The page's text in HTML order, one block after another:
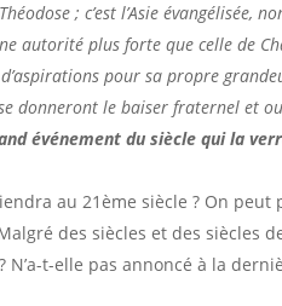
; c’est l’Asie évangélisée,
autorité plus forte que celle de
pour sa propre
donneront le baiser fraternel et
événement du siècle qui la
au 21ème siècle ? On peut
des siècles et des siècles
t-elle pas annoncé à la